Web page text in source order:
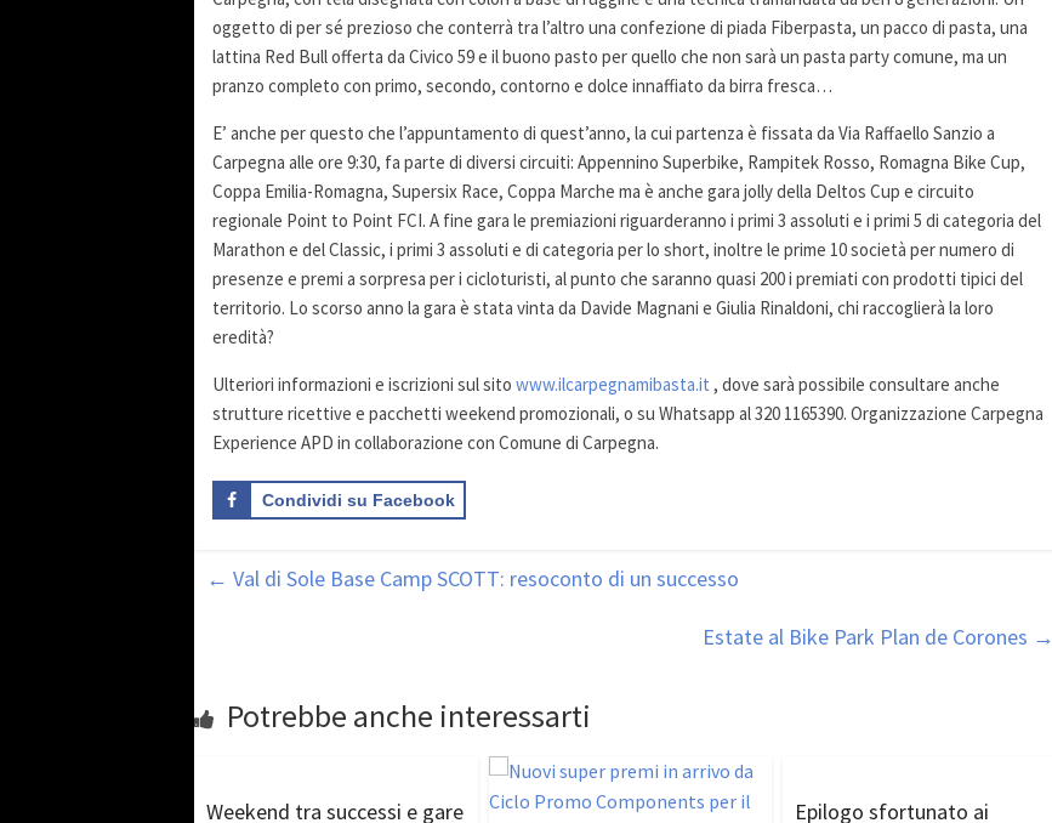
oggetto di per sé prezioso che conterrà tra l’altro una confezione di piada Fiberpasta, un pacco di pasta, una
lattina Red Bull offerta da Civico 59 e il buono pasto per quello che non sarà un pasta party comune, ma un
pranzo completo con primo, secondo, contorno e dolce innaffiato da birra fresca…
E’ anche per questo che l’appuntamento di quest’anno, la cui partenza è fissata da Via Raffaello Sanzio a
Carpegna alle ore 9:30, fa parte di diversi circuiti: Appennino Superbike, Rampitek Rosso, Romagna Bike Cup,
Coppa Emilia-Romagna, Supersix Race, Coppa Marche ma è anche gara jolly della Deltos Cup e circuito
regionale Point to Point FCI. A fine gara le premiazioni riguarderanno i primi 3 assoluti e i primi 5 di categoria del
Marathon e del Classic, i primi 3 assoluti e di categoria per lo short, inoltre le prime 10 società per numero di
presenze e premi a sorpresa per i cicloturisti, al punto che saranno quasi 200 i premiati con prodotti tipici del
territorio. Lo scorso anno la gara è stata vinta da Davide Magnani e Giulia Rinaldoni, chi raccoglierà la loro
eredità?
Ulteriori informazioni e iscrizioni sul sito www.ilcarpegnamibasta.it , dove sarà possibile consultare anche
strutture ricettive e pacchetti weekend promozionali, o su Whatsapp al 320 1165390. Organizzazione Carpegna
Experience APD in collaborazione con Comune di Carpegna.
Condividi su Facebook
← Val di Sole Base Camp SCOTT: resoconto di un successo
Estate al Bike Park Plan de Corones →
Potrebbe anche interessarti
Weekend tra successi e gare
Epilogo sfortunato ai